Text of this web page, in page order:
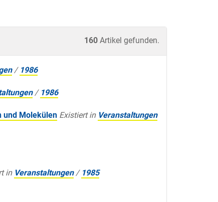
160 Artikel gefunden.
/ 1986
/ 1986
und Molekülen Existiert in Veranstaltungen
in Veranstaltungen / 1985